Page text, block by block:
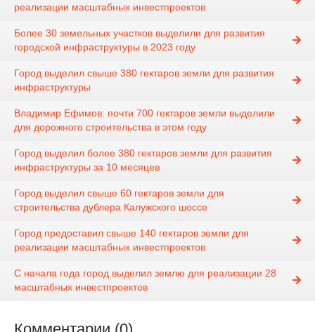
реализации масштабных инвестпроектов
Более 30 земельных участков выделили для развития
городской инфраструктуры в 2023 году
Город выделил свыше 380 гектаров земли для развития
инфраструктуры
Владимир Ефимов: почти 700 гектаров земли выделили
для дорожного строительства в этом году
Город выделил более 380 гектаров земли для развития
инфраструктуры за 10 месяцев
Город выделил свыше 60 гектаров земли для
строительства дублера Калужского шоссе
Город предоставил свыше 140 гектаров земли для
реализации масштабных инвестпроектов
С начала года город выделил землю для реализации 28
масштабных инвестпроектов